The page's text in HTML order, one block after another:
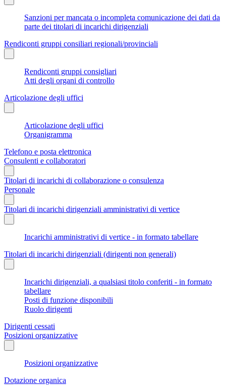
Sanzioni per mancata o incompleta comunicazione dei dati da
parte dei titolari di incarichi dirigenziali
Rendiconti gruppi consiliari regionali/provinciali
Rendiconti gruppi consigliari
Atti degli organi di controllo
Articolazione degli uffici
Articolazione degli uffici
Organigramma
Telefono e posta elettronica
Consulenti e collaboratori
Titolari di incarichi di collaborazione o consulenza
Personale
Titolari di incarichi dirigenziali amministrativi di vertice
Incarichi amministrativi di vertice - in formato tabellare
Titolari di incarichi dirigenziali (dirigenti non generali)
Incarichi dirigenziali, a qualsiasi titolo conferiti - in formato
tabellare
Posti di funzione disponibili
Ruolo dirigenti
Dirigenti cessati
Posizioni organizzative
Posizioni organizzative
Dotazione organica